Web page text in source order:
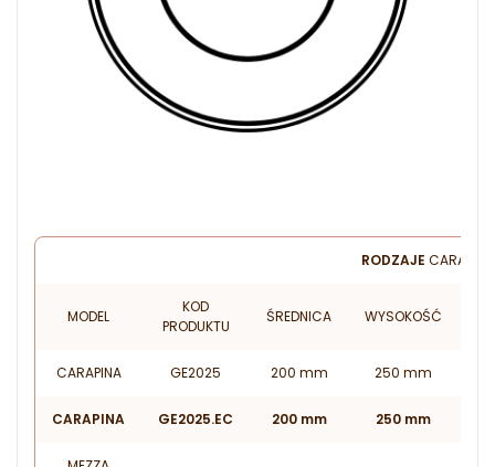
RODZAJE CARAPINA
MODEL
KOD
PRODUKTU
ŚREDNICA WYSOKOŚĆ
CARAPINA GE2025 200 mm 250 mm
CARAPINA GE2025.EC 200 mm 250 mm